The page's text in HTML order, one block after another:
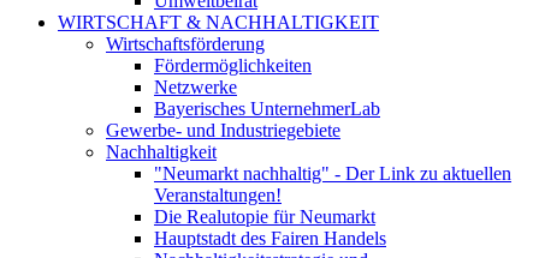
WIRTSCHAFT & NACHHALTIGKEIT
Wirtschaftsförderung
Fördermöglichkeiten
Netzwerke
Bayerisches UnternehmerLab
Gewerbe- und Industriegebiete
Nachhaltigkeit
"Neumarkt nachhaltig" - Der Link zu aktuellen
Veranstaltungen!
Die Realutopie für Neumarkt
Hauptstadt des Fairen Handels